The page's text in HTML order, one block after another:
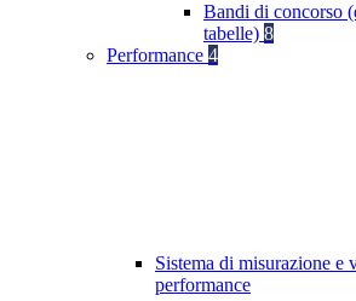
Bandi di concorso
tabelle) 8
Performance 4
Sistema di misurazione e
performance